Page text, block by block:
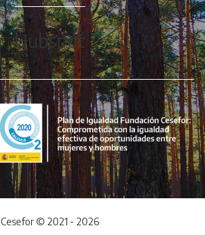
Hubspot
Cesefor © 2021 - 2026